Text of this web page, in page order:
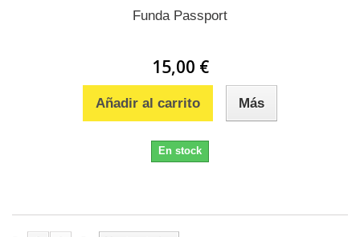
Funda Passport
15,00 €
Añadir al carrito Más
En stock